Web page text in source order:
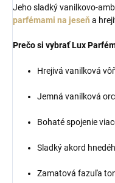
Jeho sladký vanilkovo-
parfémami na jeseň a
Prečo si vybrať Lux
Hrejivá vanilková
Jemná vanilková
Bohaté spojenie
Sladký akord
Zamatová fazuľa